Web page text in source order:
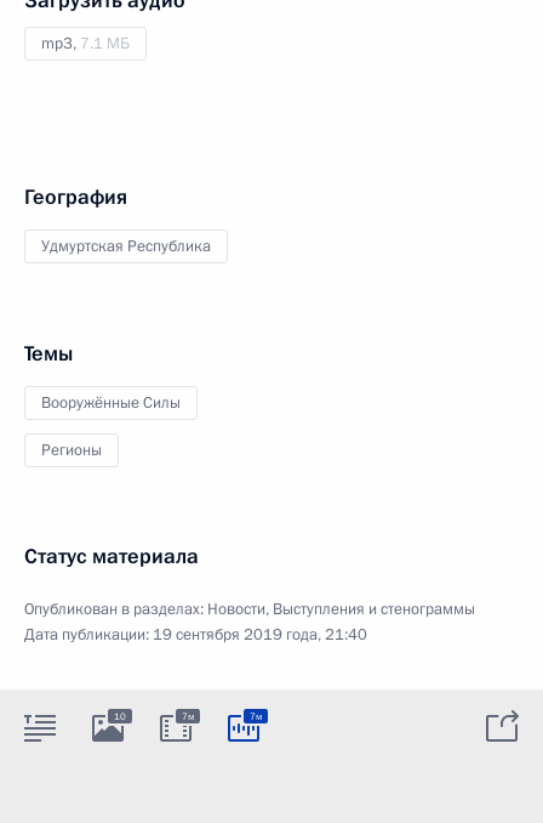
mp3, 7.1 МБ
География
Удмуртская Республика
Темы
Вооружённые Силы
Регионы
Статус материала
Опубликован в разделах: Новости, Выступления и стенограммы
Дата публикации: 19 сентября 2019 года, 21:40
10 7м 7м